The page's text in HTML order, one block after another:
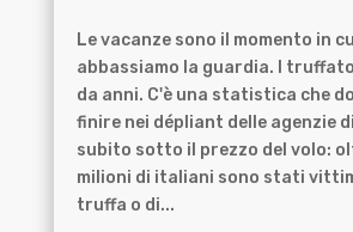
Le vacanze sono il momento in
abbassiamo la guardia. I
da anni. C'è una statistica che
finire nei dépliant delle agenzie
subito sotto il prezzo del volo:
milioni di italiani sono stati
truffa o di...